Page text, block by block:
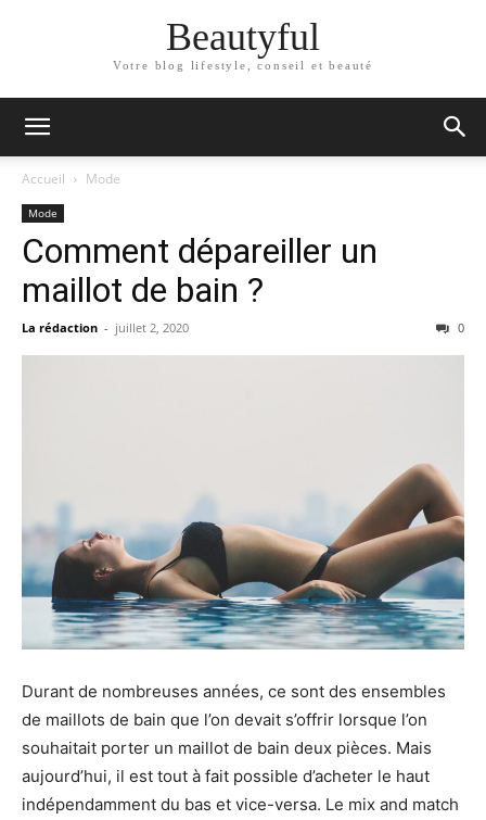
Beautyful
Votre blog lifestyle, conseil et beauté
Accueil Mode
Mode
Comment dépareiller un
maillot de bain ?
La rédaction - juillet 2, 2020 0
Durant de nombreuses années, ce sont des ensembles
de maillots de bain que l’on devait s’offrir lorsque l’on
souhaitait porter un maillot de bain deux pièces. Mais
aujourd’hui, il est tout à fait possible d’acheter le haut
indépendamment du bas et vice-versa. Le mix and match